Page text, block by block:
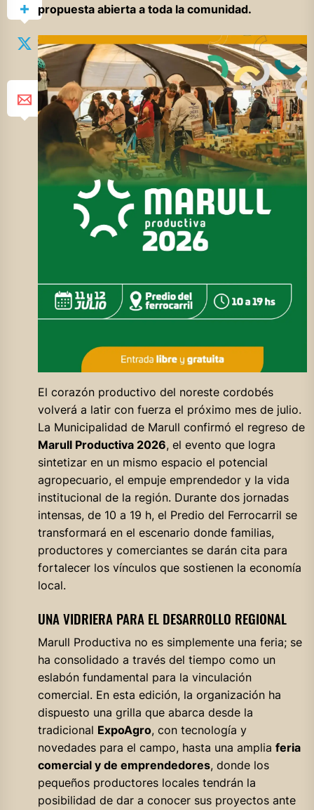
propuesta abierta a toda la comunidad.
El corazón productivo del noreste cordobés
volverá a latir con fuerza el próximo mes de julio.
La Municipalidad de Marull confirmó el regreso de
Marull Productiva 2026, el evento que logra
sintetizar en un mismo espacio el potencial
agropecuario, el empuje emprendedor y la vida
institucional de la región. Durante dos jornadas
intensas, de 10 a 19 h, el Predio del Ferrocarril se
transformará en el escenario donde familias,
productores y comerciantes se darán cita para
fortalecer los vínculos que sostienen la economía
local.
UNA VIDRIERA PARA EL DESARROLLO REGIONAL
Marull Productiva no es simplemente una feria; se
ha consolidado a través del tiempo como un
eslabón fundamental para la vinculación
comercial. En esta edición, la organización ha
dispuesto una grilla que abarca desde la
tradicional ExpoAgro, con tecnología y
novedades para el campo, hasta una amplia feria
comercial y de emprendedores, donde los
pequeños productores locales tendrán la
posibilidad de dar a conocer sus proyectos ante